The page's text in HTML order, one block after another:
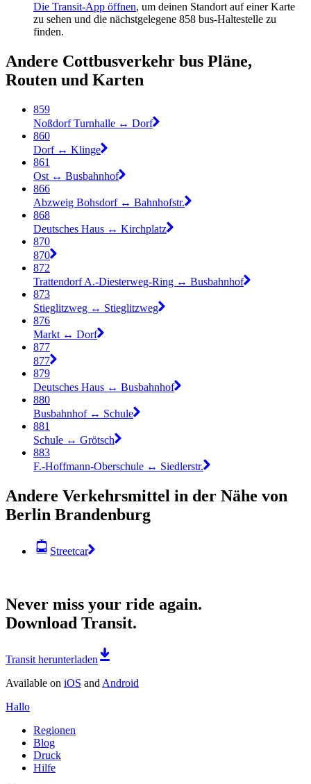
Die Transit-App öffnen, um deinen Standort auf einer Karte
zu sehen und die nächstgelegene 858 bus-Haltestelle zu
finden.
Andere Cottbusverkehr bus Pläne,
Routen und Karten
859
Noßdorf Turnhalle ↔︎ Dorf
860
Dorf ↔︎ Klinge
861
Ost ↔︎ Busbahnhof
866
Abzweig Bohsdorf ↔︎ Bahnhofstr.
868
Deutsches Haus ↔︎ Kirchplatz
870
870
872
Trattendorf A.-Diesterweg-Ring ↔︎ Busbahnhof
873
Stieglitzweg ↔︎ Stieglitzweg
876
Markt ↔︎ Dorf
877
877
879
Deutsches Haus ↔︎ Busbahnhof
880
Busbahnhof ↔︎ Schule
881
Schule ↔︎ Grötsch
883
F.-Hoffmann-Oberschule ↔︎ Siedlerstr.
Andere Verkehrsmittel in der Nähe von
Berlin Brandenburg
Streetcar
Never miss your ride again.
Download Transit.
Transit herunterladen
Available on iOS and Android
Hallo
Regionen
Blog
Druck
Hilfe